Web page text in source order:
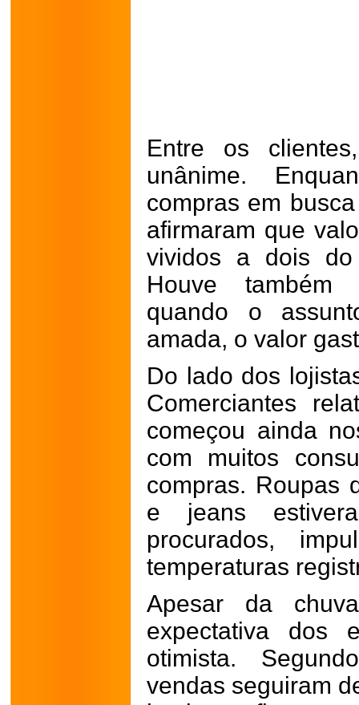
Entre os
unânime.
compras em
afirmaram que
vividos a dois
Houve também
quando o
amada, o valor
Do lado dos
Comerciantes
começou ainda
com muitos
compras. Roupas
e jeans
procurados,
temperaturas
Apesar da
expectativa dos
otimista.
vendas seguiram